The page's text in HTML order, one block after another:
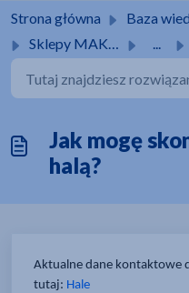
Strona główna Baza
Sklepy MAKRO
...
Jak mogę
halą?
Aktualne dane kontaktowe
tutaj: Hale